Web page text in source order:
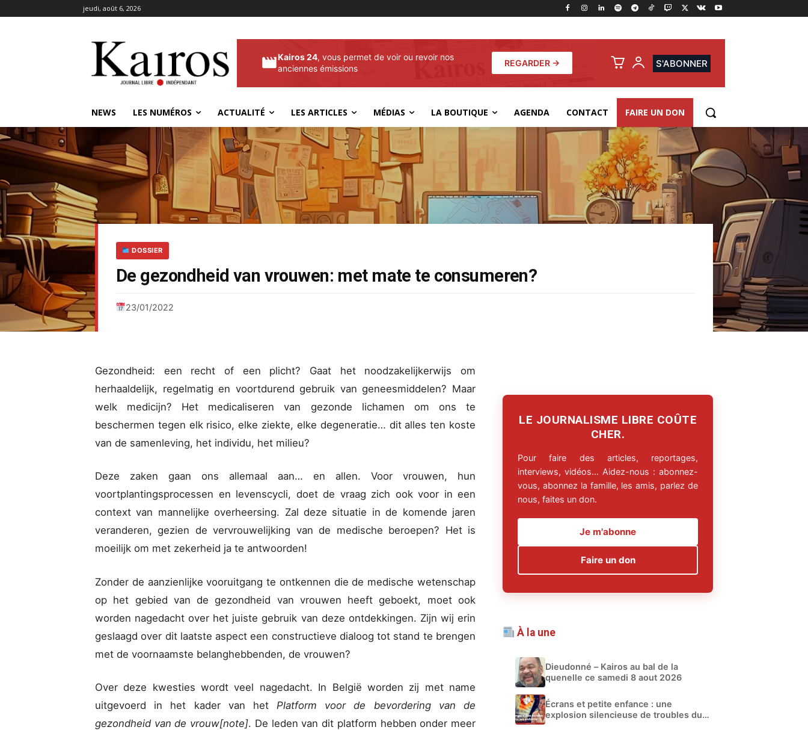
jeudi, août 6, 2026
Kairos 24, vous permet de voir ou revoir nos
anciennes émissions
REGARDER → S'ABONNER
NEWS LES NUMÉROS ACTUALITÉ LES ARTICLES MÉDIAS LA BOUTIQUE AGENDA CONTACT FAIRE UN DON
DOSSIER
De gezondheid van vrouwen: met mate te consumeren?
23/01/2022
Gezondheid: een recht of een plicht? Gaat het noodzakelijkerwijs om
herhaaldelijk, regelmatig en voortdurend gebruik van geneesmiddelen? Maar
welk medicijn? Het medicaliseren van gezonde lichamen om ons te
beschermen tegen elk risico, elke ziekte, elke degeneratie… dit alles ten koste
van de samenleving, het individu, het milieu?
Deze zaken gaan ons allemaal aan… en allen. Voor vrouwen, hun
voortplantingsprocessen en levenscycli, doet de vraag zich ook voor in een
context van mannelijke overheersing. Zal deze situatie in de komende jaren
veranderen, gezien de vervrouwelijking van de medische beroepen? Het is
moeilijk om met zekerheid ja te antwoorden!
Zonder de aanzienlijke vooruitgang te ontkennen die de medische wetenschap
op het gebied van de gezondheid van vrouwen heeft geboekt, moet ook
worden nagedacht over het juiste gebruik van deze ontdekkingen. Zijn wij erin
geslaagd over dit laatste aspect een constructieve dialoog tot stand te brengen
met de voornaamste belanghebbenden, de vrouwen?
Over deze kwesties wordt veel nagedacht. In België worden zij met name
uitgevoerd in het kader van het Platform voor de bevordering van de
gezondheid van de vrouw[note]. De leden van dit platform hebben onder meer
LE JOURNALISME LIBRE COÛTE
CHER.
Pour faire des articles, reportages,
interviews, vidéos… Aidez-nous : abonnez-
vous, abonnez la famille, les amis, parlez de
nous, faites un don.
Je m'abonne
Faire un don
À la une
Dieudonné – Kairos au bal de la
quenelle ce samedi 8 aout 2026
Écrans et petite enfance : une
explosion silencieuse de troubles du